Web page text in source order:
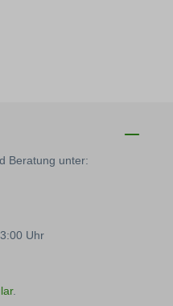
Beratung unter:
Uhr
.